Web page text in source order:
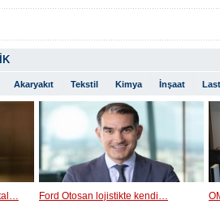
Akaryakıt Tekstil Kimya İnşaat
Ford Otosan lojistikte kendi…